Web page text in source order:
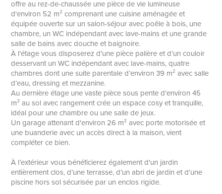
offre au rez-de-chaussée une pièce de vie lumineuse
d'environ 52 m² comprenant une cuisine aménagée et
équipée ouverte sur un salon-séjour avec poêle à bois, une
chambre, un WC indépendant avec lave-mains et une grande
salle de bains avec douche et baignoire.
À l'étage vous disposerez d'une pièce palière et d’un couloir
desservant un WC indépendant avec lave-mains, quatre
chambres dont une suite parentale d’environ 39 m² avec salle
d’eau, dressing et mezzanine.
Au dernière étage une vaste pièce sous pente d’environ 45
m² au sol avec rangement crée un espace cosy et tranquille,
idéal pour une chambre ou une salle de jeux.
Un garage attenant d'environ 26 m² avec porte motorisée et
une buanderie avec un accès direct à la maison, vient
compléter ce bien.
À l’extérieur vous bénéficierez également d'un jardin
entièrement clos, d’une terrasse, d’un abri de jardin et d’une
piscine hors sol sécurisée par un enclos rigide.